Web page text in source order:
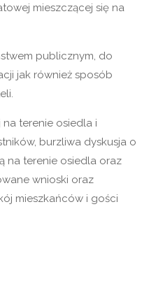
mieszczącej się na
publicznym, do
jak również sposób
terenie osiedla i
burzliwa dyskusja o
na terenie osiedla oraz
wnioski oraz
mieszkańców i gości